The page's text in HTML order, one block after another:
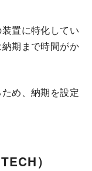
置に特化してい
期まで時間がか
め、納期を設定
）